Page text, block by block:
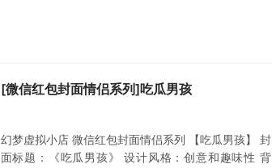
[微信红包封面情侣系列]吃瓜男孩
幻梦虚拟小店 微信红包封面情侣系列 【吃瓜男孩】 封
面标题：《吃瓜男孩》 设计风格：创意和趣味性 背